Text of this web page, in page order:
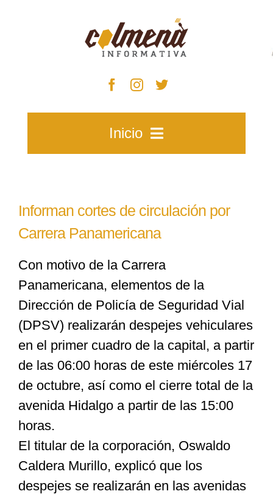
Inicio
Zacatecas
Municipios
Especiales
Nacional
Opinión
Nosotros
Informan cortes de circulación por
Carrera Panamericana
Con motivo de la Carrera
Panamericana, elementos de la
Dirección de Policía de Seguridad Vial
(DPSV) realizarán despejes vehiculares
en el primer cuadro de la capital, a partir
de las 06:00 horas de este miércoles 17
de octubre, así como el cierre total de la
avenida Hidalgo a partir de las 15:00
horas.
El titular de la corporación, Oswaldo
Caldera Murillo, explicó que los
despejes se realizarán en las avenidas